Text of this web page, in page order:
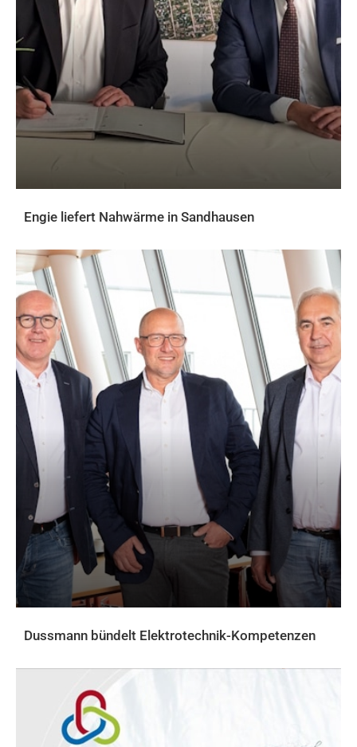
Engie liefert Nahwärme in Sandhausen
Dussmann bündelt Elektrotechnik-Kompetenzen